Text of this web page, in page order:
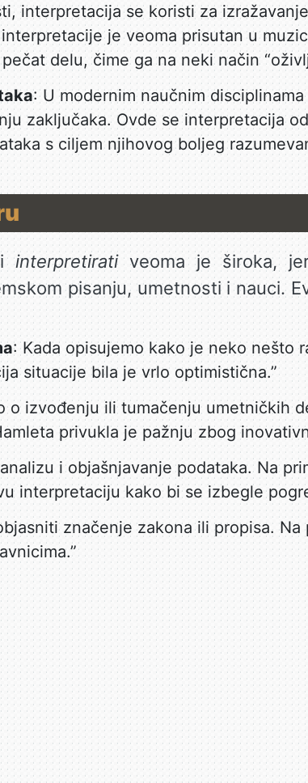
interpretacija se koristi za
je veoma prisutan u
delu, čime ga na neki način
: U modernim naučnim
zaključaka. Ovde se interpretacija
s ciljem njihovog boljeg
interpretirativeoma je široka,
pisanju, umetnosti i nauci.
: Kada opisujemo kako je neko nešto
situacije bila je vrlo optimistična.”
o izvođenju ili tumačenju umetničkih
privukla je pažnju zbog
i objašnjavanje podataka. Na
interpretaciju kako bi se izbegle
značenje zakona ili propisa. Na